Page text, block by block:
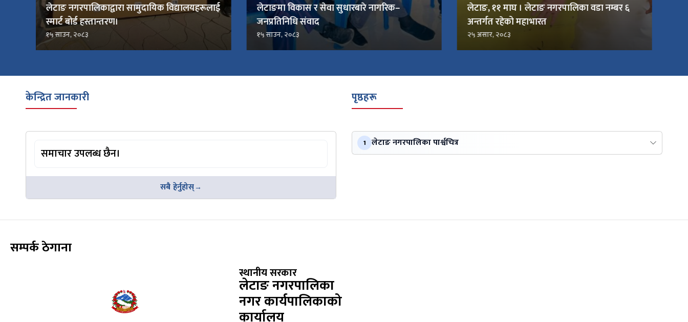
लेटाङ नगरपालिकाद्वारा सामुदायिक विद्यालयहरूलाई
स्मार्ट बोर्ड हस्तान्तरण।
१५ साउन, २०८३
लेटाङमा विकास र सेवा सुधारबारे नागरिक–
जनप्रतिनिधि संवाद
१५ साउन, २०८३
लेटाङ, ११ माघ । लेटाङ नगरपालिका वडा नम्बर ६
अन्तर्गत रहेको महाभारत
२५ असार, २०८३
केन्द्रित जानकारी
समाचार उपलब्ध छैन।
सबै हेर्नुहोस्
पृष्ठहरू
1 लेटाङ नगरपालिका पार्श्वचित्र
सम्पर्क ठेगाना
स्थानीय सरकार
लेटाङ नगरपालिका
नगर कार्यपालिकाको